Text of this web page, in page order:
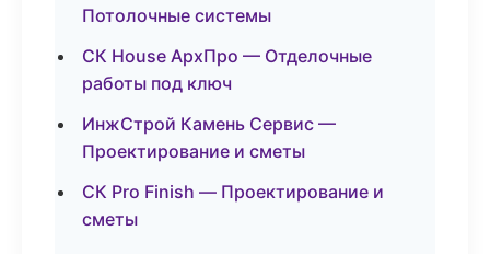
Потолочные системы
СК House АрхПро — Отделочные
работы под ключ
ИнжСтрой Камень Сервис —
Проектирование и сметы
СК Pro Finish — Проектирование и
сметы